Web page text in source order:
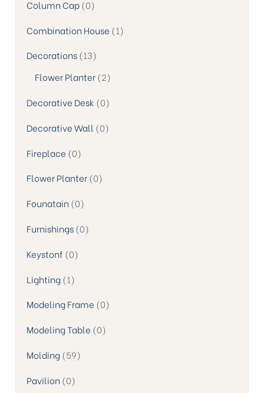
Column Cap 0
Combination House 1
Decorations 13
Flower Planter 2
Decorative Desk 0
Decorative Wall 0
Fireplace 0
Flower Planter 0
Founatain 0
Furnishings 0
Keystonf 0
Lighting 1
Modeling Frame 0
Modeling Table 0
Molding 59
Pavilion 0